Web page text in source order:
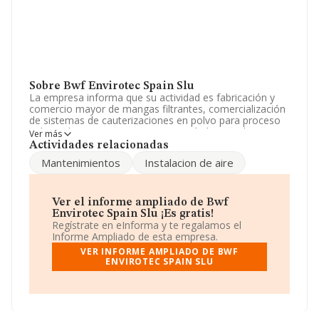
Sobre Bwf Envirotec Spain Slu
La empresa informa que su actividad es fabricación y
comercio mayor de mangas filtrantes, comercialización
de sistemas de cauterizaciones en polvo para proceso
industrial. La empresa es una Sociedad Limitada.
Clasifica su actividad CNAE como 'Comercio al por
importadora y exportadora.
existentes en la base de datos de INFORMA, el número
de empleados ha estado por encima de la media de
sector.
Dentro del ranking de empresas elaborado por
INFORMA, atendiendo a los niveles de facturación de la
compañía, se destaca que: en 2024 la empresa ha caído
posición 332, frente a la 304 del año anterior. Se
Ver más
Actividades relacionadas
Mantenimientos Instalacion de aire
Ver el informe ampliado de Bwf
Envirotec Spain Slu ¡Es gratis!
Regístrate en eInforma y te regalamos el
Informe Ampliado de esta empresa.
VER INFORME AMPLIADO DE BWF
ENVIROTEC SPAIN SLU